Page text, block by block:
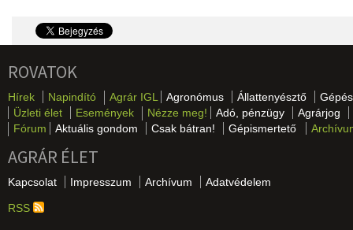
ROVATOK
Hírek Napindító Agrár IGL Agronómus Állattenyésztő
Üzleti élet
Események Nézze meg! Adó, pénzügy
Agrárjog
Fórum
Aktuális gondom Csak bátran! Gépismertető
AGRÁR ÉLET
Kapcsolat Impresszum Archívum Adatvédelem
RSS